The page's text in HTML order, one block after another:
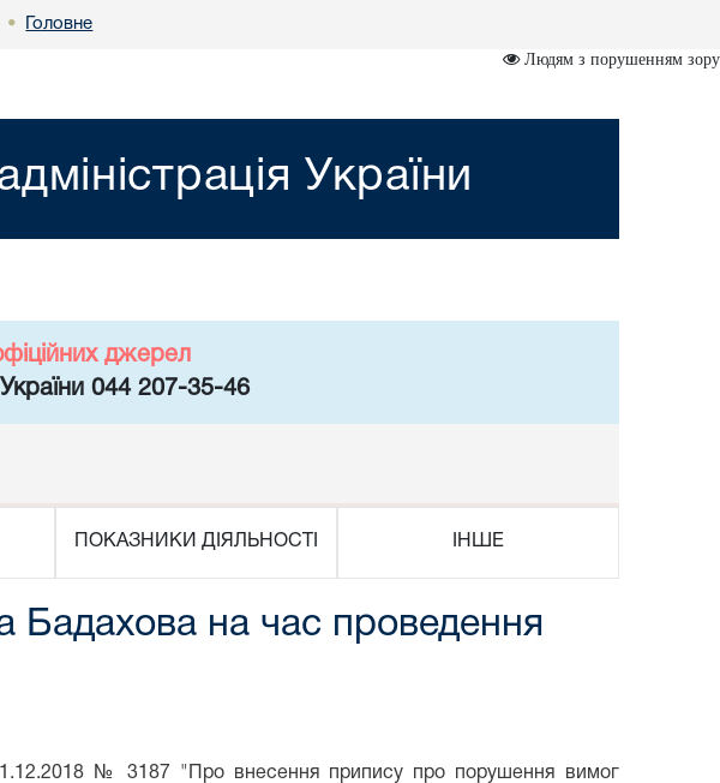
• Головне
Людям з порушенням зору
України
джерел
044 207-35-46
ПОКАЗНИКИ ДІЯЛЬНОСТІ ІНШЕ
Бадахова на час проведення
21.12.2018 № 3187 "Про внесення припису про порушення вимог